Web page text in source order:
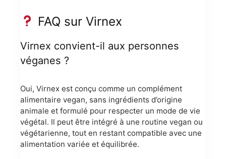
FAQ sur Virnex
Virnex convient-il aux personnes
véganes ?
Oui, Virnex est conçu comme un complément
alimentaire vegan, sans ingrédients d’origine
animale et formulé pour respecter un mode de vie
végétal. Il peut être intégré à une routine vegan ou
végétarienne, tout en restant compatible avec une
alimentation variée et équilibrée.